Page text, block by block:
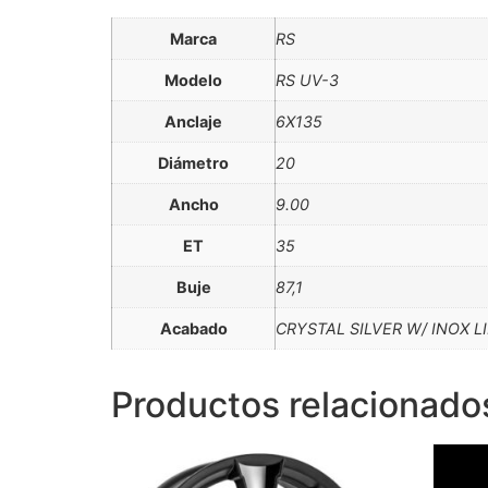
Marca RS
Modelo RS UV-3
Anclaje 6X135
Diámetro 20
Ancho 9.00
ET 35
Buje 87,1
Acabado CRYSTAL SILVER W/ INOX
Productos